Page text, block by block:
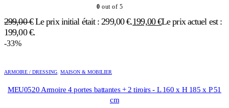
0 out of 5
299,00€ Le prix initial était : 299,00 €.199,00€Le prix actuel est :
199,00 €.
-33%
ARMOIRE / DRESSING MAISON & MOBILIER
MEU0520 Armoire 4 portes battantes + 2 tiroirs - L 160 x H 185 x P 51
cm